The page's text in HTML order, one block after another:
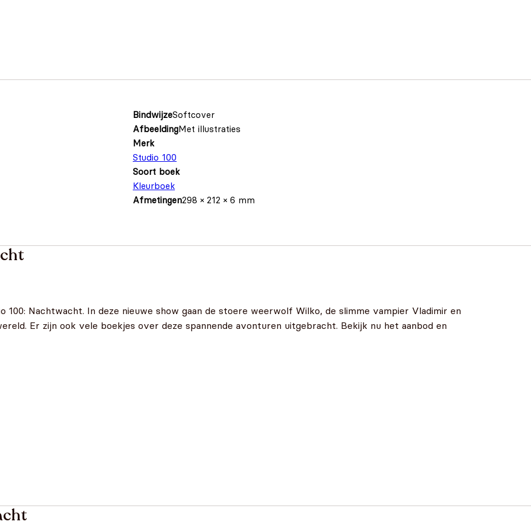
BindwijzeSoftcover
AfbeeldingMet illustraties
Merk
Studio 100
Soort boek
Kleurboek
Afmetingen298 × 212 × 6 mm
100: Nachtwacht. In deze nieuwe show gaan de stoere weerwolf Wilko, de slimme vampier Vladimir en
Er zijn ook vele boekjes over deze spannende avonturen uitgebracht. Bekijk nu het aanbod en